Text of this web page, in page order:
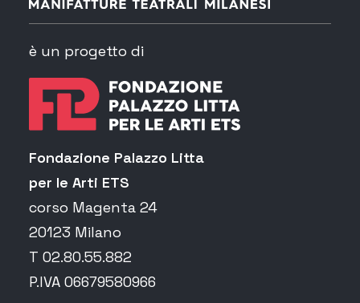
è un progetto di
Fondazione Palazzo Litta
per le Arti ETS
corso Magenta 24
20123 Milano
T 02.80.55.882
P.IVA 06679580966